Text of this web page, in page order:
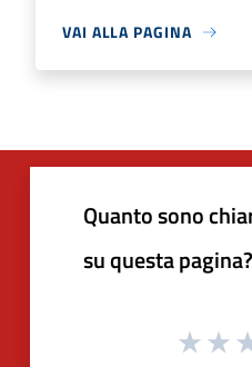
VAI ALLA PAGINA
Quanto sono
su questa pagina?